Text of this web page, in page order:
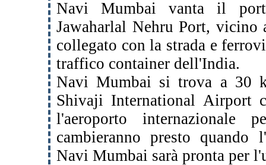
Navi Mumbai vanta il
Jawaharlal Nehru Port, vicino
collegato con la strada e
traffico container dell'India.
Navi Mumbai si trova a 30
Shivaji International Airport
l'aeroporto
cambieranno presto quando
Navi Mumbai sarà pronta per